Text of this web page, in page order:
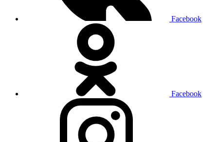
Facebook
Facebook